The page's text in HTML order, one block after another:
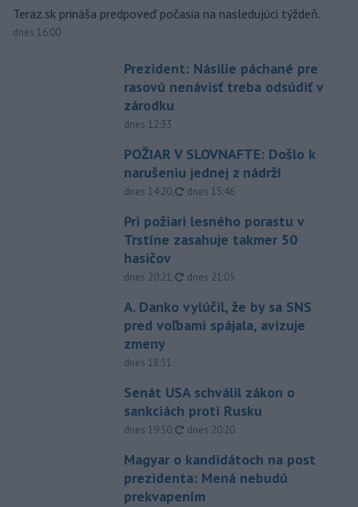
Teraz.sk prináša predpoveď počasia na nasledujúci týždeň.
dnes 16:00
Prezident: Násilie páchané pre
rasovú nenávisť treba odsúdiť v
zárodku
dnes 12:33
POŽIAR V SLOVNAFTE: Došlo k
narušeniu jednej z nádrží
dnes 14:20, aktualizované
dnes 15:46
Pri požiari lesného porastu v
Trstíne zasahuje takmer 50
hasičov
dnes 20:21, aktualizované
dnes 21:05
A. Danko vylúčil, že by sa SNS
pred voľbami spájala, avizuje
zmeny
dnes 18:51
Senát USA schválil zákon o
sankciách proti Rusku
dnes 19:50, aktualizované
dnes 20:20
Magyar o kandidátoch na post
prezidenta: Mená nebudú
prekvapením